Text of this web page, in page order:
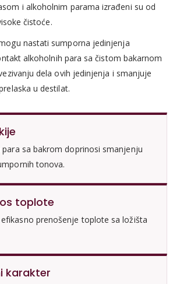
i alkoholnim parama izrađeni su od
čistoće.
nastati sumporna jedinjenja
alkoholnih para sa čistom bakarnom
dela ovih jedinjenja i smanjuje
u destilat.
sa bakrom doprinosi smanjenju
tonova.
toplote
prenošenje toplote sa ložišta
karakter